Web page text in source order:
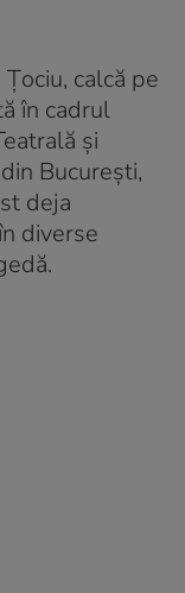
calcă pe
în cadrul
și
București,
deja
diverse